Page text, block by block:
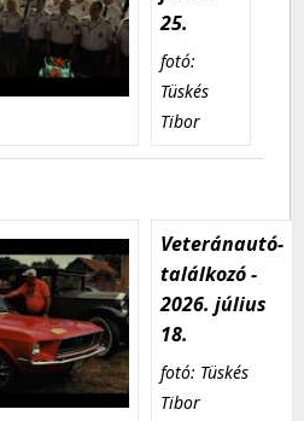
25.
fotó:
Tüskés
Tibor
Veteránautó-
találkozó -
2026. július
18.
fotó: Tüskés
Tibor